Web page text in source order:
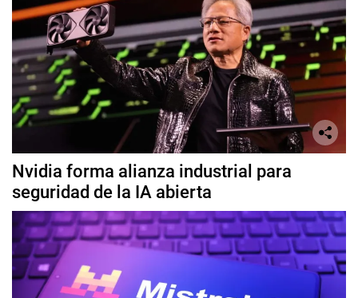
Nvidia forma alianza industrial para
seguridad de la IA abierta